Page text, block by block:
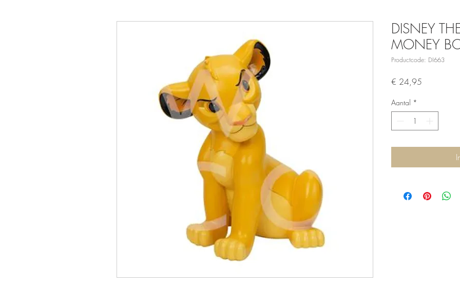
DISNEY
MONEY
Productcode: DI663
€ 24,95
Aantal *